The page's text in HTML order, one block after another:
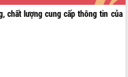
chất lượng cung cấp thông tin của